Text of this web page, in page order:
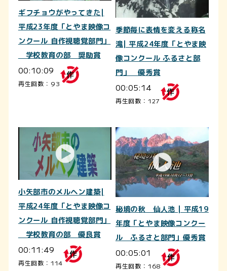
ギフチョウがやってきた|
平成23年度「とやま映像コ
ンクール 自作視聴覚部門」
学校教育の部 奨励賞
00:10:09
再生回数：93
季節毎に表情を変える称名
滝| 平成24年度「とやま映
像コンクール ふるさと部
門」 優秀賞
00:05:14
再生回数：127
小矢部市のメルヘン建築|
平成24年度「とやま映像コ
ンクール 自作視聴覚部門」
学校教育の部 優良賞
00:11:49
再生回数：114
秘境の秋 仙人池 | 平成19
年度「とやま映像コンクー
ル ふるさと部門」優秀賞
00:05:01
再生回数：168